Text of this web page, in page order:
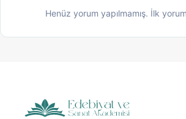
Henüz yorum yapılmamış. İlk